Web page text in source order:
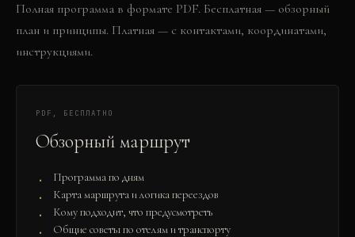
Полная программа в формате PDF. Бесплатная — обзорный
план и принципы. Платная — с контактами, координатами,
инструкциями.
PDF, БЕСПЛАТНО
Обзорный маршрут
Программа по дням
Карта маршрута и логика переездов
Кому подходит, что предусмотреть
Общие советы по отелям и транспорту